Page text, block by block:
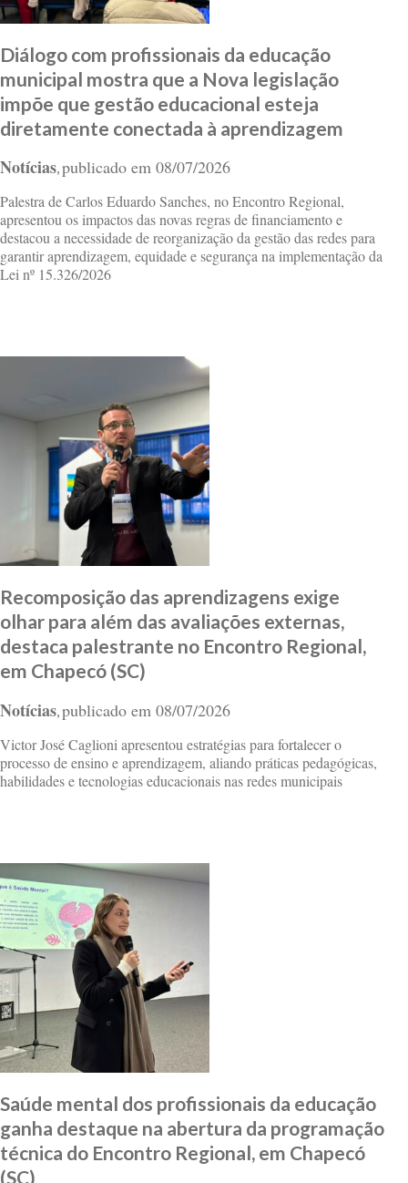
Diálogo com profissionais da educação
municipal mostra que a Nova legislação
impõe que gestão educacional esteja
diretamente conectada à aprendizagem
Notícias,publicado em 08/07/2026
Palestra de Carlos Eduardo Sanches, no Encontro Regional,
apresentou os impactos das novas regras de financiamento e
destacou a necessidade de reorganização da gestão das redes para
garantir aprendizagem, equidade e segurança na implementação da
Lei nº 15.326/2026
Recomposição das aprendizagens exige
olhar para além das avaliações externas,
destaca palestrante no Encontro Regional,
em Chapecó (SC)
Notícias,publicado em 08/07/2026
Victor José Caglioni apresentou estratégias para fortalecer o
processo de ensino e aprendizagem, aliando práticas pedagógicas,
habilidades e tecnologias educacionais nas redes municipais
Saúde mental dos profissionais da educação
ganha destaque na abertura da programação
técnica do Encontro Regional, em Chapecó
(SC)